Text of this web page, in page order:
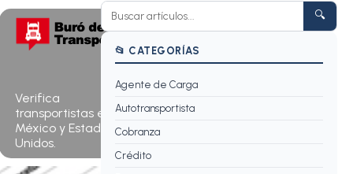
Verifica
transportistas en
México y Estados
Unidos.
🔍
📂 CATEGORÍAS
Agente de Carga
Autotransportista
Cobranza
Crédito